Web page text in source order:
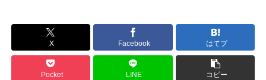
X Facebook はてブ
Pocket LINE コピー